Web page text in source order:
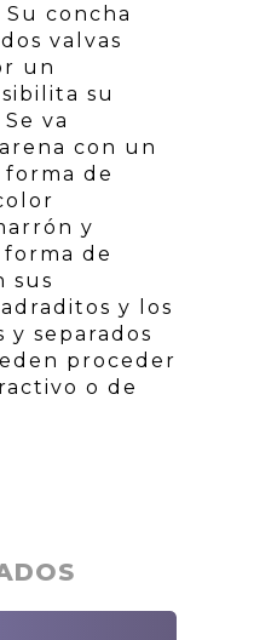
concha
valvas
un
su
va
con un
de
y
de
sus
y los
y separados
proceder
o de